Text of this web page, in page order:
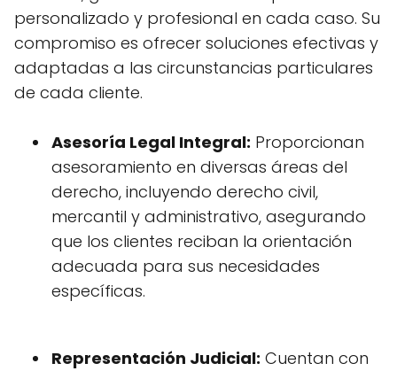
personalizado y profesional en cada caso. Su
compromiso es ofrecer soluciones efectivas y
adaptadas a las circunstancias particulares
de cada cliente.
Asesoría Legal Integral: Proporcionan
asesoramiento en diversas áreas del
derecho, incluyendo derecho civil,
mercantil y administrativo, asegurando
que los clientes reciban la orientación
adecuada para sus necesidades
específicas.
Representación Judicial: Cuentan con